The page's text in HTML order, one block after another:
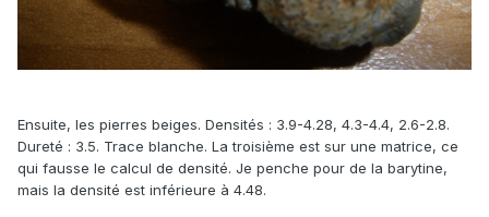
Ensuite, les pierres beiges. Densités : 3.9-4.28, 4.3-4.4, 2.6-2.8.
Dureté : 3.5. Trace blanche. La troisième est sur une matrice, ce
qui fausse le calcul de densité. Je penche pour de la barytine,
mais la densité est inférieure à 4.48.